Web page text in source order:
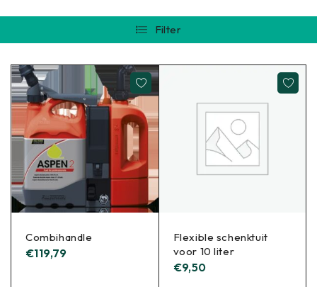
Filter
Combihandle
€119,79
Flexible schenktuit
voor 10 liter
€9,50